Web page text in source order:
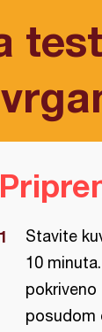
Stavite
10
pokriveno
posudom